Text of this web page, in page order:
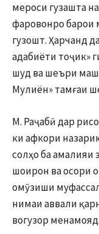
мероси гузашта
фаровонро барои
гузошт. Ҳарчанд
адабиёти тоҷик»
шуд ва шеъри
Мулиён» тамғаи
М. Раҷабӣ дар
ки афкори
солҳо ба амалияи
шоирон ва осори
омӯзиши
нимаи аввали
вогузор менамояд.